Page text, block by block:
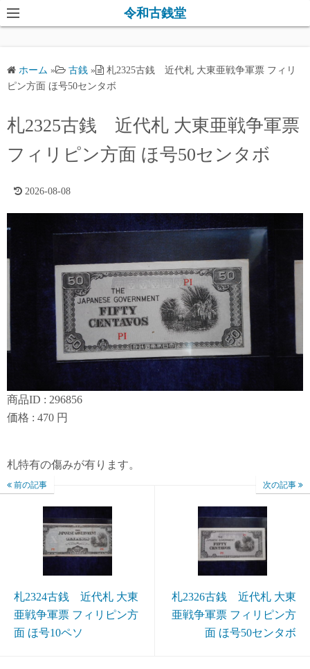
コ
ン
ツ
キ
ッ
令和古銭堂
ホーム » 古銭 »
札2325古銭 近代札 大東亜戦争軍票 フィリ
ピン方面 ほ号50センタボ
札2325古銭 近代札 大東亜戦争軍票
フィリピン方面 ほ号50センタボ
2026-08-08
商品ID : 296856
価格 : 470 円
札特有の傷みが有ります。
前の記事
札2324古銭 近代札 大東
亜戦争軍票 フィリピン方
面 ほ号10ペソ
次の記事
札2326古銭 近代札 大東
亜戦争軍票 フィリピン方
面 ほ号50センタボ